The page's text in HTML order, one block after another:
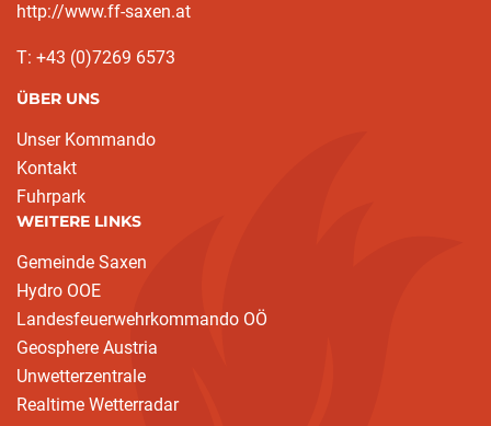
http://www.ff-saxen.at
T: +43 (0)7269 6573
ÜBER UNS
Unser Kommando
Kontakt
Fuhrpark
WEITERE LINKS
Gemeinde Saxen
Hydro OOE
Landesfeuerwehrkommando OÖ
Geosphere Austria
Unwetterzentrale
Realtime Wetterradar